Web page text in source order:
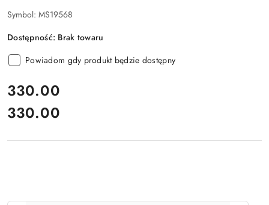
Symbol: MS19568
Dostępność: Brak towaru
Powiadom gdy produkt będzie dostępny
cena:
330.00
Cena:
330.00